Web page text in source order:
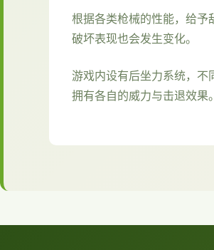
根据各类枪械的性能，给予
破坏表现也会发生变化。
游戏内设有后坐力系统，不
拥有各自的威力与击退效果。